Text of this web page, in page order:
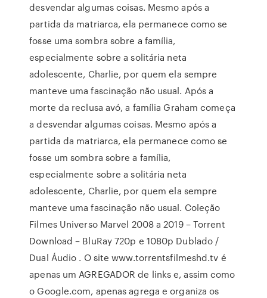
desvendar algumas coisas. Mesmo após a
partida da matriarca, ela permanece como se
fosse uma sombra sobre a família,
especialmente sobre a solitária neta
adolescente, Charlie, por quem ela sempre
manteve uma fascinação não usual. Após a
morte da reclusa avó, a família Graham começa
a desvendar algumas coisas. Mesmo após a
partida da matriarca, ela permanece como se
fosse um sombra sobre a família,
especialmente sobre a solitária neta
adolescente, Charlie, por quem ela sempre
manteve uma fascinação não usual. Coleção
Filmes Universo Marvel 2008 a 2019 – Torrent
Download – BluRay 720p e 1080p Dublado /
Dual Áudio . O site www.torrentsfilmeshd.tv é
apenas um AGREGADOR de links e, assim como
o Google.com, apenas agrega e organiza os